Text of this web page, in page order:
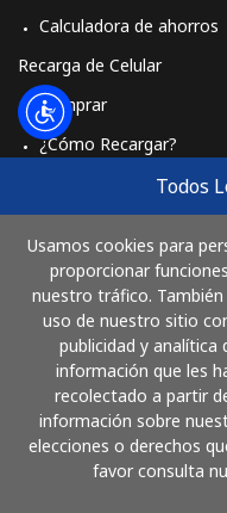
Todos
Usamos cookies para
proporcionar
nuestro tráfico.
uso de nuestro sitio
publicidad y analítica
información que les
recolectado a partir
información sobre
elecciones o derechos
favor consulta
Calculadora de ahorros
Recarga de Celular
Comprar
¿Cómo Recargar?
Cómo funciona